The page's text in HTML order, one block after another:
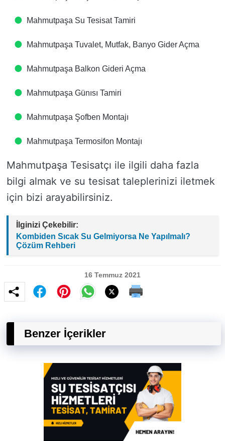
Mahmutpaşa Su Tesisat Tamiri
Mahmutpaşa Tuvalet, Mutfak, Banyo Gider Açma
Mahmutpaşa Balkon Gideri Açma
Mahmutpaşa Günısı Tamiri
Mahmutpaşa Şofben Montajı
Mahmutpaşa Termosifon Montajı
Mahmutpaşa Tesisatçı ile ilgili daha fazla
bilgi almak ve su tesisat taleplerinizi iletmek
için bizi arayabilirsiniz.
İlginizi Çekebilir:
Kombiden Sıcak Su Gelmiyorsa Ne Yapılmalı?
Çözüm Rehberi
16 Temmuz 2021
Benzer İçerikler